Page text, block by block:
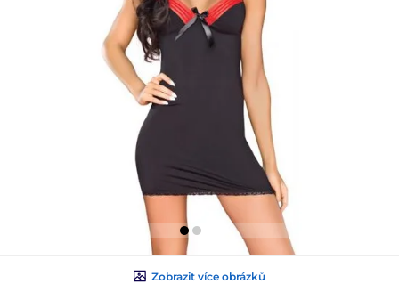
Zobrazit více obrázků